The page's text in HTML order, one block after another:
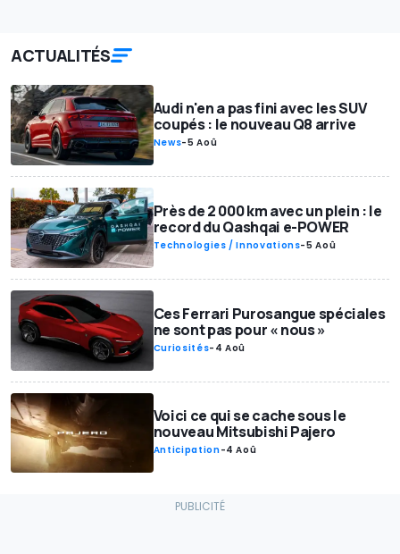
ACTUALITÉS
Audi n'en a pas fini avec les SUV
coupés : le nouveau Q8 arrive
News-5 Aoû
Près de 2 000 km avec un plein : le
record du Qashqai e-POWER
Technologies / Innovations-5 Aoû
Ces Ferrari Purosangue spéciales
ne sont pas pour « nous »
Curiosités- 4 Aoû
Voici ce qui se cache sous le
nouveau Mitsubishi Pajero
Anticipation-4 Aoû